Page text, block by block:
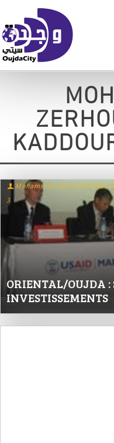
ORIENTAL/OUJDA
INVESTISSEMENTS
Mohammed Zerhoudi/video
3